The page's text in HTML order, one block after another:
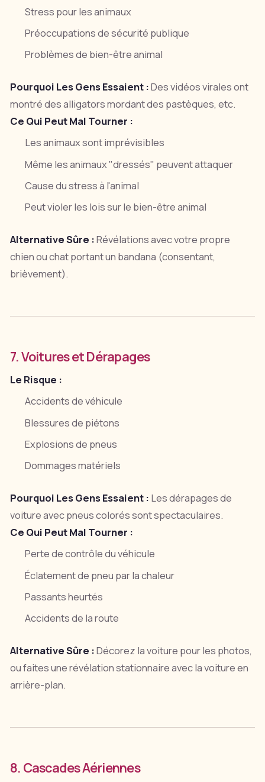
Stress pour les animaux
Préoccupations de sécurité publique
Problèmes de bien-être animal
Pourquoi Les Gens Essaient :Des vidéos virales ont
montré des alligators mordant des pastèques, etc.
Ce Qui Peut Mal Tourner :
Les animaux sont imprévisibles
Même les animaux "dressés" peuvent attaquer
Cause du stress à l'animal
Peut violer les lois sur le bien-être animal
Alternative Sûre :Révélations avec votre propre
chien ou chat portant un bandana (consentant,
brièvement).
7. Voitures et Dérapages
Le Risque :
Accidents de véhicule
Blessures de piétons
Explosions de pneus
Dommages matériels
Pourquoi Les Gens Essaient : Les dérapages de
voiture avec pneus colorés sont spectaculaires.
Ce Qui Peut Mal Tourner :
Perte de contrôle du véhicule
Éclatement de pneu par la chaleur
Passants heurtés
Accidents de la route
Alternative Sûre :Décorez la voiture pour les photos,
ou faites une révélation stationnaire avec la voiture en
arrière-plan.
8. Cascades Aériennes